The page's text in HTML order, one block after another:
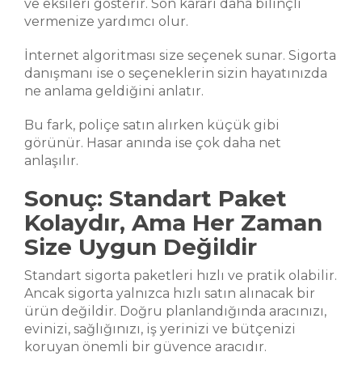
ve eksileri gösterir. Son kararı daha bilinçli
vermenize yardımcı olur.
İnternet algoritması size seçenek sunar. Sigorta
danışmanı ise o seçeneklerin sizin hayatınızda
ne anlama geldiğini anlatır.
Bu fark, poliçe satın alırken küçük gibi
görünür. Hasar anında ise çok daha net
anlaşılır.
Sonuç: Standart Paket
Kolaydır, Ama Her Zaman
Size Uygun Değildir
Standart sigorta paketleri hızlı ve pratik olabilir.
Ancak sigorta yalnızca hızlı satın alınacak bir
ürün değildir. Doğru planlandığında aracınızı,
evinizi, sağlığınızı, iş yerinizi ve bütçenizi
koruyan önemli bir güvence aracıdır.